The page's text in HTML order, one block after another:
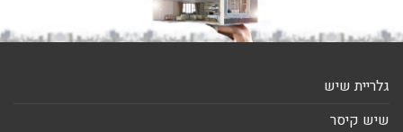
גלריית שיש
שיש קיסר